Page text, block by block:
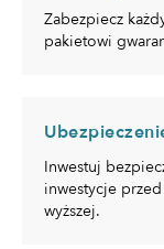
Zabezpiecz
pakietowi
Inwestuj
inwestycje
wyższej.